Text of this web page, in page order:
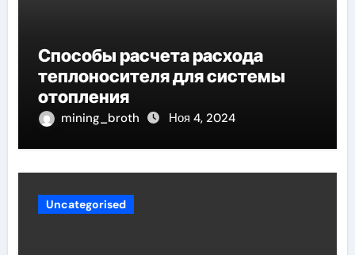
Способы расчета расхода
теплоносителя для системы
отопления
mining_broth Ноя 4, 2024
Uncategorised